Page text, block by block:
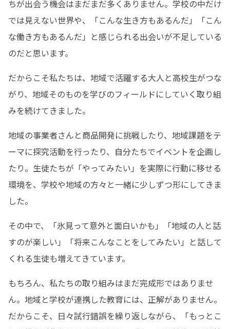
ちが出会う機会はまだまだ多くありません。学校の中だけ
では見えない世界や、「こんな生き方もあるんだ」「こん
な働き方もあるんだ」と感じられる出会いが不足している
のだと思います。
だからこそ私たちは、地域で活躍する大人と高校生がつな
がり、地域そのものを学びのフィールドにしていく取り組
みを続けてきました。
地域の事業者さんと商品開発に挑戦したり、地域課題をテ
ーマに探究活動を行ったり、自分たちでイベントを企画し
たり。生徒たちが「やってみたい」を実際に行動に移せる
環境を、学校や地域の方々と一緒に少しずつ形にしてきま
した。
その中で、「氷見って意外と面白いかも」「地域の人と話
すのが楽しい」「将来こんなことをしてみたい」と話して
くれる生徒も増えてきています。
もちろん、私たちの取り組みはまだ完成形ではありませ
ん。地域と学校が連携した教育には、正解がありません。
だからこそ、日々試行錯誤を繰り返しながら、「もっとこ